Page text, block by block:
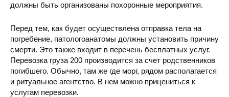
должны быть организованы похоронные мероприятия.
Перед тем, как будет осуществлена отправка тела на
погребение, патологоанатомы должны установить причину
смерти. Это также входит в перечень бесплатных услуг.
Перевозка груза 200 производится за счет родственников
погибшего. Обычно, там же где морг, рядом располагается
и ритуальное агентство. В нем можно прицениться к
услугам перевозки.